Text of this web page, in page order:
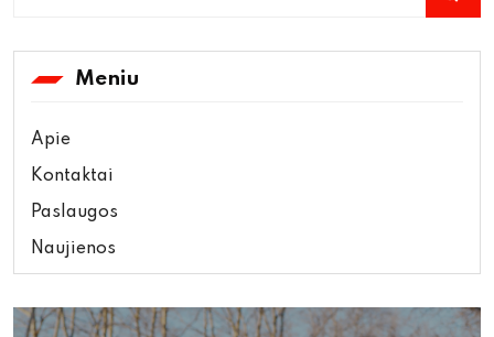
Meniu
Apie
Kontaktai
Paslaugos
Naujienos